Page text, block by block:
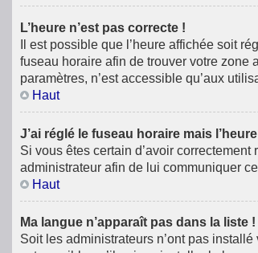
L’heure n’est pas correcte !
Il est possible que l’heure affichée soit
fuseau horaire afin de trouver votre zone
paramètres, n’est accessible qu’aux
Haut
J’ai réglé le fuseau horaire mais
Si vous êtes certain d’avoir
administrateur afin de lui communiquer
Haut
Ma langue n’apparaît pas dans la liste !
Soit les administrateurs n’ont pas